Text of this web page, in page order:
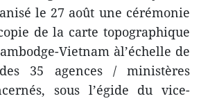
le 27 août une cérémonie
de la carte topographique
Vietnam àl’échelle de
35 agences / ministères
sous l’égide du vice-